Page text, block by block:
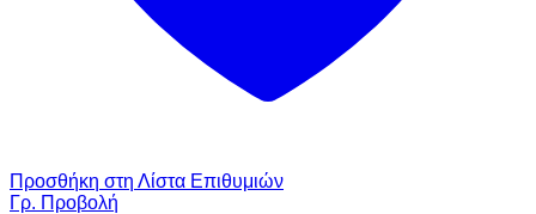
Προσθήκη στη Λίστα Επιθυμιών
Γρ. Προβολή